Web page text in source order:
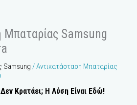
Μπαταρίας Samsung
Samsung / Αντικατάσταση Μπαταρίας
Κρατάει; Η Λύση Είναι Εδώ!